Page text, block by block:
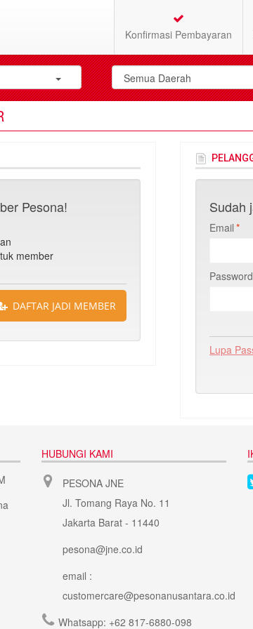
Konfirmasi Pembayaran
Pesona!
member
DAFTAR JADI MEMBER
Sudah
*
Email
Password
Lupa
HUBUNGI KAMI
PESONA JNE
Jl. Tomang Raya No. 11
Jakarta Barat - 11440
pesona@jne.co.id
email :
customercare@pesonanusantara.co.id
Whatsapp: +62 817-6880-098